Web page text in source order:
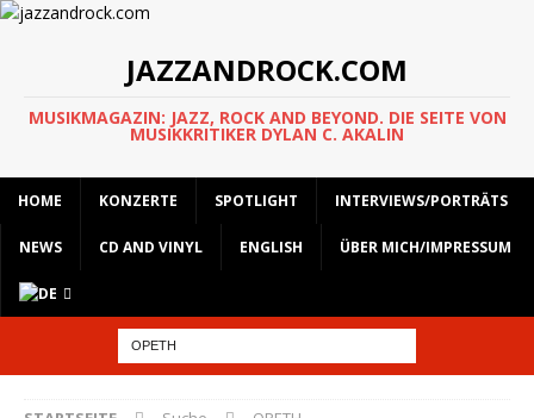
JAZZANDROCK.COM
MUSIKMAGAZIN: JAZZ, ROCK AND BEYOND. DIE SEITE VON
MUSIKKRITIKER DYLAN C. AKALIN
HOME KONZERTE SPOTLIGHT INTERVIEWS/PORTRÄTS
NEWS CD AND VINYL ENGLISH ÜBER MICH/IMPRESSUM